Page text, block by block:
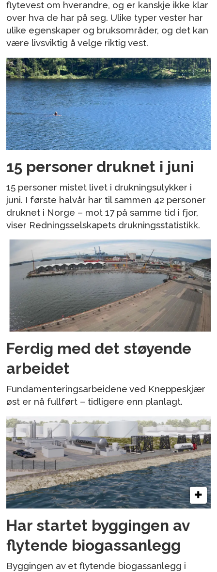
flytevest om hverandre, og er kanskje ikke klar
over hva de har på seg. Ulike typer vester har
ulike egenskaper og bruksområder, og det kan
være livsviktig å velge riktig vest.
15 personer druknet i juni
15 personer mistet livet i drukningsulykker i
juni. I første halvår har til sammen 42 personer
druknet i Norge – mot 17 på samme tid i fjor,
viser Redningsselskapets drukningsstatistikk.
Ferdig med det støyende
arbeidet
Fundamenteringsarbeidene ved Kneppeskjær
øst er nå fullført – tidligere enn planlagt.
Har startet byggingen av
flytende biogassanlegg
Byggingen av et flytende biogassanlegg i